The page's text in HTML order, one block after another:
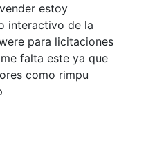
estoy
interactivo de la
para licitaciones
falta este ya que
como rimpu